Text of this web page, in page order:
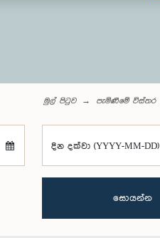
මුල් පිටුව පැමිණීමේ විස්තර
දින දක්වා (YYYY-MM-DD)
සොයන්න